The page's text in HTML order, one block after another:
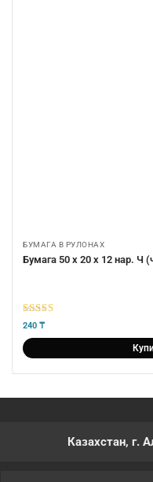
БУМАГА В РУЛОНАХ
Бумага 50 х 20 х 12 нар. Ч
5из 5
240 ₸
Казахстан, г.